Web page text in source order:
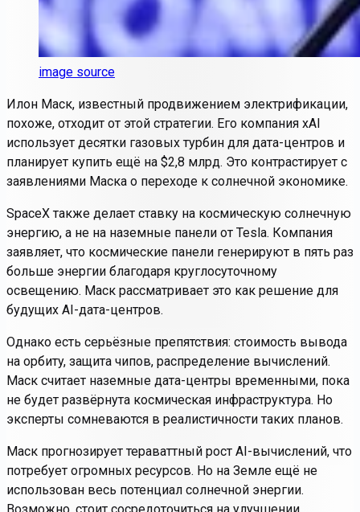
image source
Илон Маск, известный продвижением электрификации,
похоже, отходит от этой стратегии. Его компания xAI
использует десятки газовых турбин для дата-центров и
планирует купить ещё на $2,8 млрд. Это контрастирует с
заявлениями Маска о переходе к солнечной экономике.
SpaceX также делает ставку на космическую солнечную
энергию, а не на наземные панели от Tesla. Компания
заявляет, что космические панели генерируют в пять раз
больше энергии благодаря круглосуточному
освещению. Маск рассматривает это как решение для
будущих AI-дата-центров.
Однако есть серьёзные препятствия: стоимость вывода
на орбиту, защита чипов, распределение вычислений.
Маск считает наземные дата-центры временными, пока
не будет развёрнута космическая инфраструктура. Но
эксперты сомневаются в реалистичности таких планов.
Маск прогнозирует тераваттный рост AI-вычислений, что
потребует огромных ресурсов. Но на Земле ещё не
использован весь потенциал солнечной энергии.